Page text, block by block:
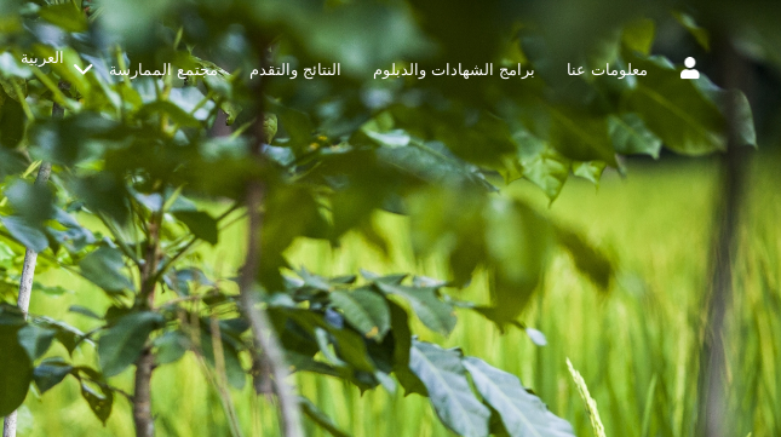
معلومات عنا برامج الشهادات والدبلوم النتائج والتقدم مجتمع الممارسة
العربية